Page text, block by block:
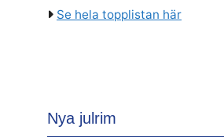
Se hela topplistan här
Nya julrim